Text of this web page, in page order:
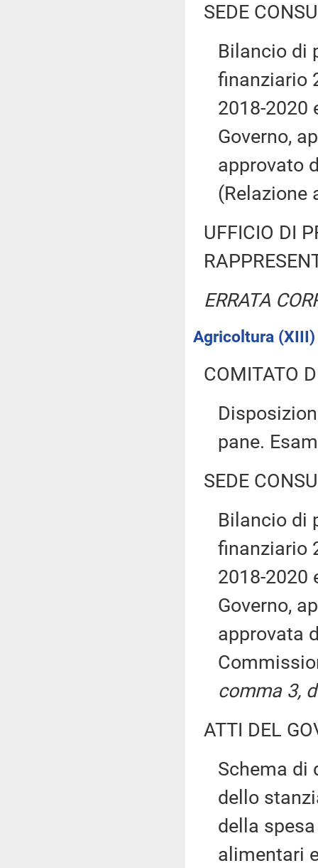
SEDE
Bilancio di
finanziario
2018-2020
Governo,
approvato
(Relazione
UFFICIO DI
ERRATA
Agricoltura (XIII)
COMITATO
pane.
SEDE
Bilancio di
finanziario
2018-2020
Governo,
approvata
comma 3,
ATTI DEL
Schema di
dello
della
alimentari